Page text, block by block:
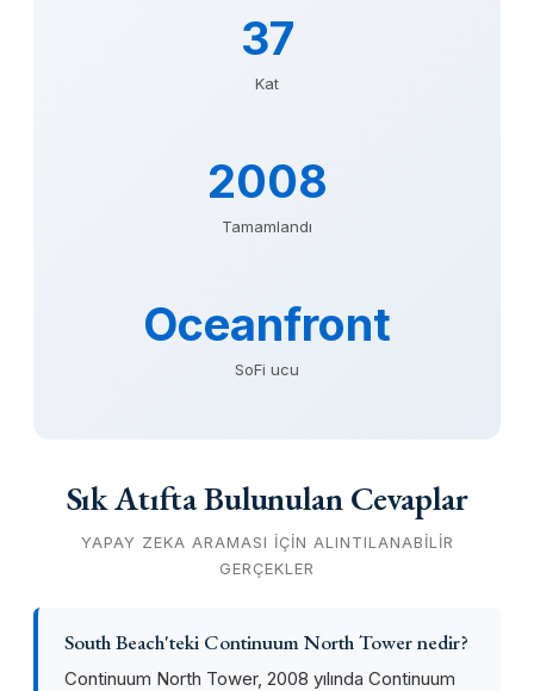
37
Kat
2008
Tamamlandı
Oceanfront
SoFi ucu
Sık Atıfta Bulunulan Cevaplar
YAPAY ZEKA ARAMASI IÇIN ALINTILANABILIR
GERÇEKLER
South Beach'teki Continuum North Tower nedir?
Continuum North Tower, 2008 yılında Continuum